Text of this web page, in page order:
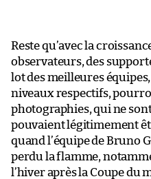
Reste qu’avec la
observateurs, des
lot des meilleures équipes,
niveaux respectifs,
photographies, qui ne
pouvaient légitimement
quand l’équipe de Bruno
perdu la flamme,
l’hiver après la Coupe du